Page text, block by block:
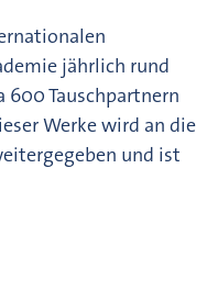
jährlich rund
Tauschpartnern
Werke wird an die
und ist